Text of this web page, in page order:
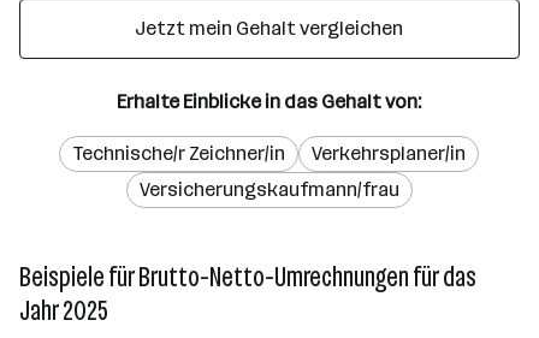
Jetzt mein Gehalt vergleichen
Erhalte Einblicke in das Gehalt von:
Technische/r Zeichner/in
Verkehrsplaner/in
Versicherungskaufmann/frau
Beispiele für Brutto-Netto-Umrechnungen für das
Jahr 2025